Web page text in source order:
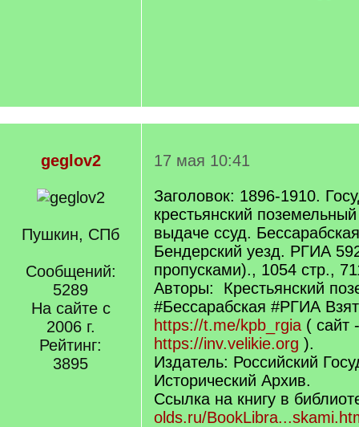
geglov2
Пушкин, СПб
Сообщений:
5289
На сайте с
2006 г.
Рейтинг:
3895
17 мая 10:41
Заголовок: 1896-1910.
крестьянский
выдаче ссуд.
Бендерский уезд. РГИА
пропусками)., 1054 стр.,
Авторы: Крестьянский
#Бессарабская #РГИА
https://t.me/kpb_rgia ( сайт -
https://inv.velikie.org ).
Издатель: Российский
Исторический Архив.
Ссылка на книгу в
olds.ru/